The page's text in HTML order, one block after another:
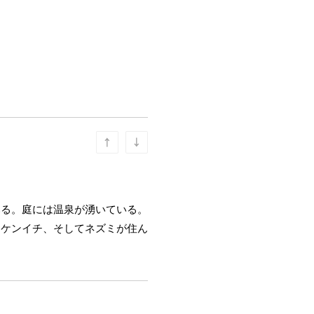
。庭には温泉が湧いている。
ンイチ、そしてネズミが住ん